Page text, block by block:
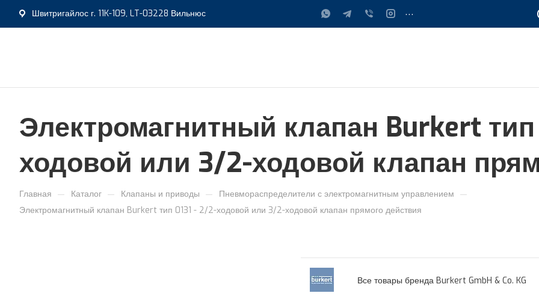
Швитригайлос г. 11K-109, LT-03228 Вильнюс ...
Электромагнитный клапан Burkert тип
ходовой или 3/2-ходовой клапан
Главная — Каталог — Клапаны и приводы — Пневмораспределители с электромагнитным управлением —
Электромагнитный клапан Burkert тип 0131 - 2/2-ходовой или 3/2-ходовой клапан прямого действия
Все товары бренда Burkert GmbH & Co. KG